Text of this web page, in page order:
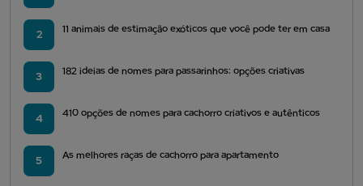
2 11 animais de estimação exóticos que você pode ter em casa
3 182 ideias de nomes para passarinhos: opções criativas
4 410 opções de nomes para cachorro criativos e autênticos
5 As melhores raças de cachorro para apartamento